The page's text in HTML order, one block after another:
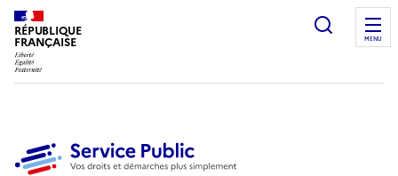
RÉPUBLIQUE
FRANÇAISE
Ouvrir
MENU